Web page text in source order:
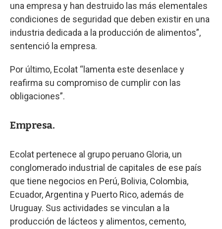
una empresa y han destruido las más elementales
condiciones de seguridad que deben existir en una
industria dedicada a la producción de alimentos”,
sentenció la empresa.
Por último, Ecolat “lamenta este desenlace y
reafirma su compromiso de cumplir con las
obligaciones”.
Empresa.
Ecolat pertenece al grupo peruano Gloria, un
conglomerado industrial de capitales de ese país
que tiene negocios en Perú, Bolivia, Colombia,
Ecuador, Argentina y Puerto Rico, además de
Uruguay. Sus actividades se vinculan a la
producción de lácteos y alimentos, cemento,